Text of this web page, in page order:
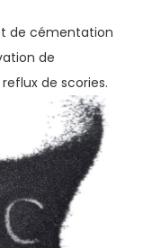
de cémentation
de
de scories.